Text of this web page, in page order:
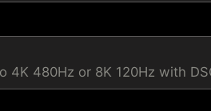
480Hz or 8K 120Hz with